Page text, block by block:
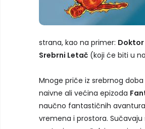
strana, kao na primer: Doktor
Srebrni Letač (koji će biti u
Mnoge priče iz srebrnog
naivne ali većina epizoda
naučno fantastičnih
vremena i prostora.